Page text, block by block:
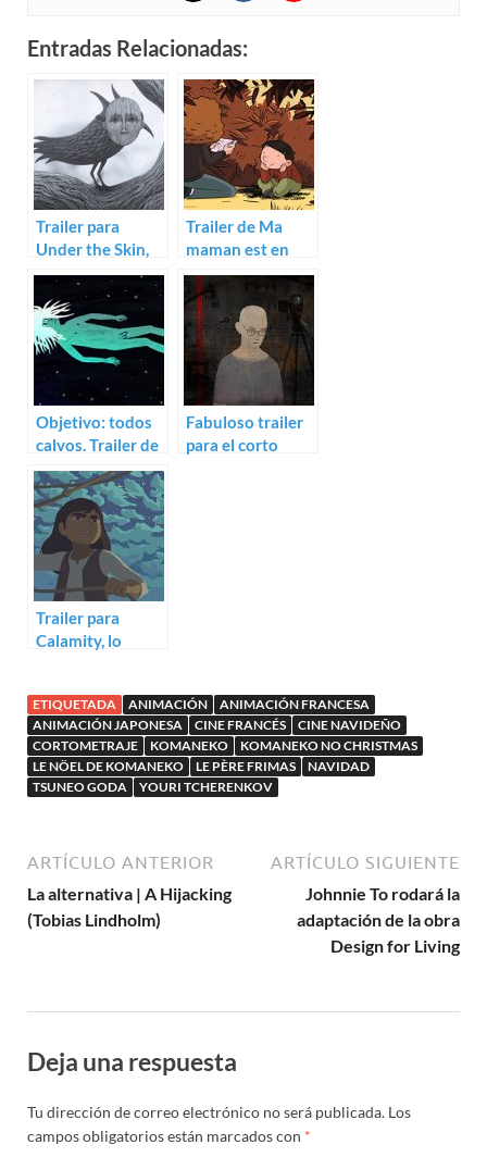
Entradas Relacionadas:
Trailer para
Under the Skin,
The Bark de
Franck Dion
Trailer de Ma
maman est en
Amérique, elle a
rencontré
Buffalo Bill
Objetivo: todos
calvos. Trailer de
Le futur sera
chauve
Fabuloso trailer
para el corto
Trailer para
Calamity, lo
ETIQUETADA ANIMACIÓN
ANIMACIÓN FRANCESA
ANIMACIÓN JAPONESA
CINE FRANCÉS
CINE NAVIDEÑO
CORTOMETRAJE
KOMANEKO
KOMANEKO NO CHRISTMAS
LE NÖEL DE KOMANEKO
LE PÈRE FRIMAS
NAVIDAD
TSUNEO GODA
YOURI TCHERENKOV
ARTÍCULO ANTERIOR
La alternativa | A Hijacking
(Tobias Lindholm)
ARTÍCULO SIGUIENTE
Johnnie To rodará la
adaptación de la obra
Design for Living
Deja una respuesta
Tu dirección de correo electrónico no será publicada. Los
campos obligatorios están marcados con *